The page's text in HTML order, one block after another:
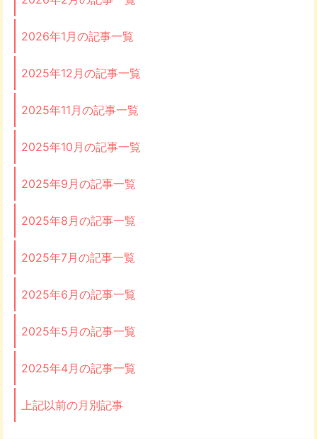
2026年1月の記事一覧
2025年12月の記事一覧
2025年11月の記事一覧
2025年10月の記事一覧
2025年9月の記事一覧
2025年8月の記事一覧
2025年7月の記事一覧
2025年6月の記事一覧
2025年5月の記事一覧
2025年4月の記事一覧
上記以前の月別記事